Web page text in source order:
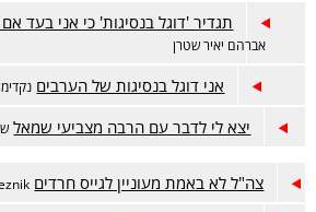
תגדיר 'דוגל בנסיגות' כי אני בעד
אברהם יאיר שטרן
אני דוגל בנסיגות של הערבים
יצא לי לדבר עם הרבה מצביעי שמאל
צה"ל לא באמת מעוניין לגייס חרדים